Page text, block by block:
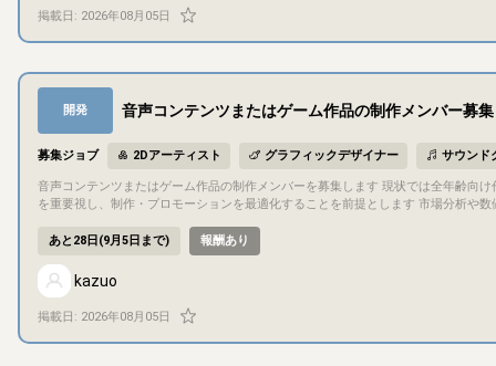
イク、TFTといったオートチェスやオートバトラー等が好きな方を歓迎しています。 ・【2Dアーティスト】キャラクター：ドットキャラクターのスプライトと
メーション追加 ・【2Dアーティスト】アイコン：アイテム等のインゲーム部分
部分 ・【2Dアーティスト】エフェクト（VFX） バトル時のエフェクト作成 ・【ゲーム
掲載日: 2026年08月05日
開発 音声コンテンツまたはゲーム作品の制作メンバー募集
募集ジョブ 2Dアーティスト グラフィックデザイナー サウンド
音声コンテンツまたはゲーム作品の制作メンバーを募集します 現状では全年齢向け作品、主にDLsiteで
を重要視し、制作・プロモーションを最適化することを前提とします 市場分析や
ていますので それらを利用しつつもご参加いただいたメンバーのこだわりを盛
構成や意向により変更する可能性があります ## 制作期間について 年内には何らかの形で作品を発表したいと考えていますが 外注作業が多くなる場合はリードタイ
ムの影響を受けるなど、体制に応じた不確定要素が増えることが予測されるため、見直しを行う可能性があります ##
定です 報酬のお支払いについては例えば以下のようなパターンを考えています -
費（固定）+販売目標到達時のボーナス条項に基づくお支払い 比率や基準期間などの未決事項も多いため、上記のいずれとするか及びその詳細について 会計上の観
点を含めた検討を行う機会を設けます ## 募集主について 以下の作業をカバーします - マーケットに関する統計分析及びその解釈に基づく運営判断 - 作品制作・販
売にかかる事務処理（法務、税務など）、資金拠出 - プロジェクトの進行管理 - プログラミング ## 募集メンバー及びチーム規模について 以
あと28日(9月5日まで) 報酬あり
kazuo
掲載日: 2026年08月05日